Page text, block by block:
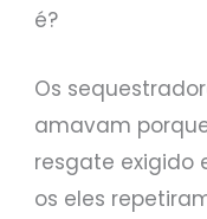
é?
Os
amavam
resgate exigido
os eles